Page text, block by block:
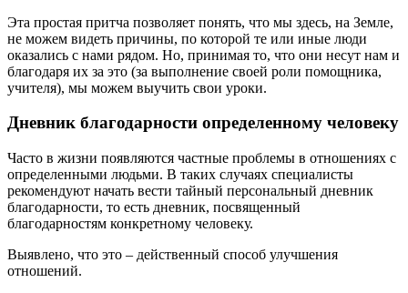
Эта простая притча позволяет понять, что мы здесь, на Земле,
не можем видеть причины, по которой те или иные люди
оказались с нами рядом. Но, принимая то, что они несут нам и
благодаря их за это (за выполнение своей роли помощника,
учителя), мы можем выучить свои уроки.
Дневник благодарности определенному человеку
Часто в жизни появляются частные проблемы в отношениях с
определенными людьми. В таких случаях специалисты
рекомендуют начать вести тайный персональный дневник
благодарности, то есть дневник, посвященный
благодарностям конкретному человеку.
Выявлено, что это – действенный способ улучшения
отношений.